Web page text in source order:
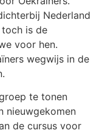
Nederland
is de
voor hen.
wegwijs in de
te tonen
nieuwgekomen
de cursus voor